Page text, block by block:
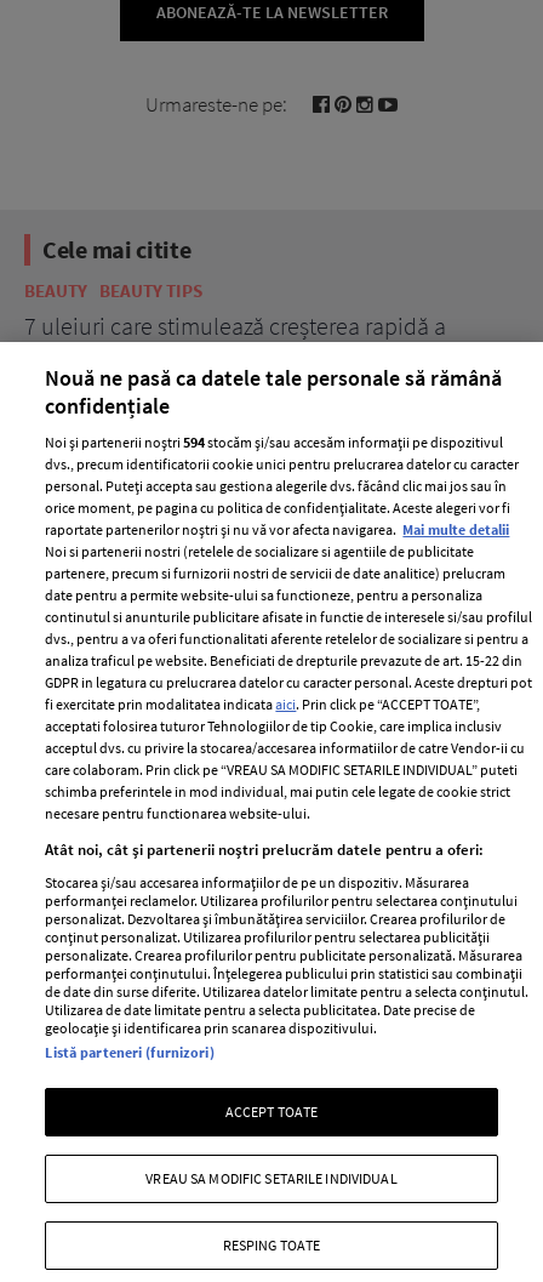
ABONEAZĂ-TE LA NEWSLETTER
Urmareste-ne pe:
Cele mai citite
BEAUTY BEAUTY TIPS
7 uleiuri care stimulează creșterea rapidă a
ELLE Style Awards
2024
Despre ELLE
Romania
Contact
Abonamente
Termeni si conditii
Politica de
confidențialitate
Politica de cookies
Publicitate
GSP
Unica
Baby
Retete
femei
Viva
Avantaje
Retete practice
Pariază responsabil! Decizia ONJN nr. 821/25.09.2025.
Jocurile de noroc sunt interzise minorilor.
Copyright © 2026 Ringier Romania SRL
Nouă ne pasă ca datele tale personale să rămână
confidențiale
Noi și partenerii noștri594stocăm și/sau accesăm informații pe dispozitivul
dvs., precum identificatorii cookie unici pentru prelucrarea datelor cu caracter
personal. Puteți accepta sau gestiona alegerile dvs. făcând clic mai jos sau în
orice moment, pe pagina cu politica de confidențialitate. Aceste alegeri vor fi
raportate partenerilor noștri și nu vă vor afecta navigarea. Mai multe detalii
Noi si partenerii nostri (retelele de socializare si agentiile de publicitate
partenere, precum si furnizorii nostri de servicii de date analitice) prelucram
date pentru a permite website-ului sa functioneze, pentru a personaliza
continutul si anunturile publicitare afisate in functie de interesele si/sau profilul
dvs., pentru a va oferi functionalitati aferente retelelor de socializare si pentru a
analiza traficul pe website. Beneficiati de drepturile prevazute de art. 15-22 din
GDPR in legatura cu prelucrarea datelor cu caracter personal. Aceste drepturi pot
fi exercitate prin modalitatea indicataaici. Prin click pe “ACCEPT TOATE”,
acceptati folosirea tuturor Tehnologiilor de tip Cookie, care implica inclusiv
acceptul dvs. cu privire la stocarea/accesarea informatiilor de catre Vendor-ii cu
care colaboram. Prin click pe “VREAU SA MODIFIC SETARILE INDIVIDUAL” puteti
schimba preferintele in mod individual, mai putin cele legate de cookie strict
necesare pentru functionarea website-ului.
Atât noi, cât și partenerii noștri prelucrăm datele pentru a oferi:
Stocarea și/sau accesarea informațiilor de pe un dispozitiv. Măsurarea
performanței reclamelor. Utilizarea profilurilor pentru selectarea conținutului
personalizat. Dezvoltarea și îmbunătățirea serviciilor. Crearea profilurilor de
conținut personalizat. Utilizarea profilurilor pentru selectarea publicității
personalizate. Crearea profilurilor pentru publicitate personalizată. Măsurarea
performanței conținutului. Înțelegerea publicului prin statistici sau combinații
de date din surse diferite. Utilizarea datelor limitate pentru a selecta conținutul.
Utilizarea de date limitate pentru a selecta publicitatea. Date precise de
geolocație și identificarea prin scanarea dispozitivului.
Listă parteneri (furnizori)
ACCEPT TOATE
RESPING TOATE
VREAU SA MODIFIC SETARILE INDIVIDUAL